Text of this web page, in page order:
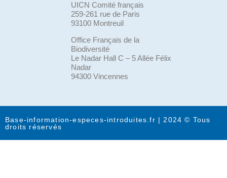
UICN Comité français
259-261 rue de Paris
93100 Montreuil
Office Français de la
Biodiversité
Le Nadar Hall C – 5 Allée Félix
Nadar
94300 Vincennes
Base-information-especes-introduites.fr | 2024 © Tous
droits réservés